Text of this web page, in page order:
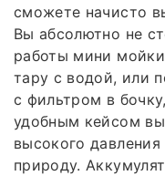
сможете начисто
Вы абсолютно не
работы мини
тару с водой, или
с фильтром в
удобным кейсом
высокого
природу.